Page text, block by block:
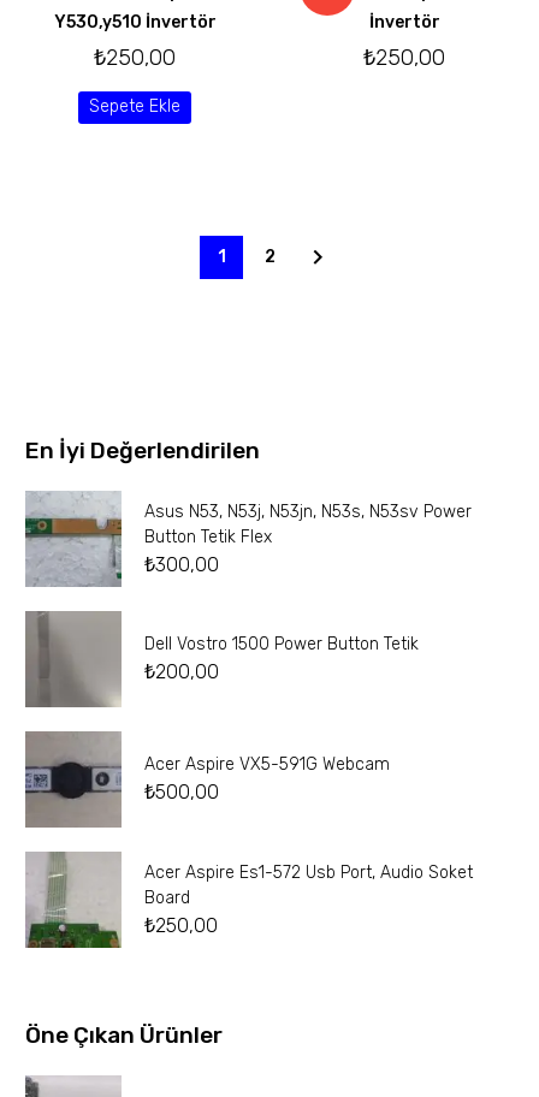
Y530,y510 İnvertör
₺250,00
Sepete Ekle
İnvertör
₺250,00
1 2
En İyi Değerlendirilen
Asus N53, N53j, N53jn, N53s, N53sv Power
Button Tetik Flex
₺300,00
Dell Vostro 1500 Power Button Tetik
₺200,00
Acer Aspire VX5-591G Webcam
₺500,00
Acer Aspire Es1-572 Usb Port, Audio Soket
Board
₺250,00
Öne Çıkan Ürünler